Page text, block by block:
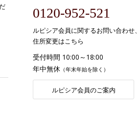
0120-952-521
ルピシア会員に関するお問い合わせ、
住所変更はこちら
受付時間 10:00～18:00
年中無休 （年末年始を除く）
ルピシア会員のご案内